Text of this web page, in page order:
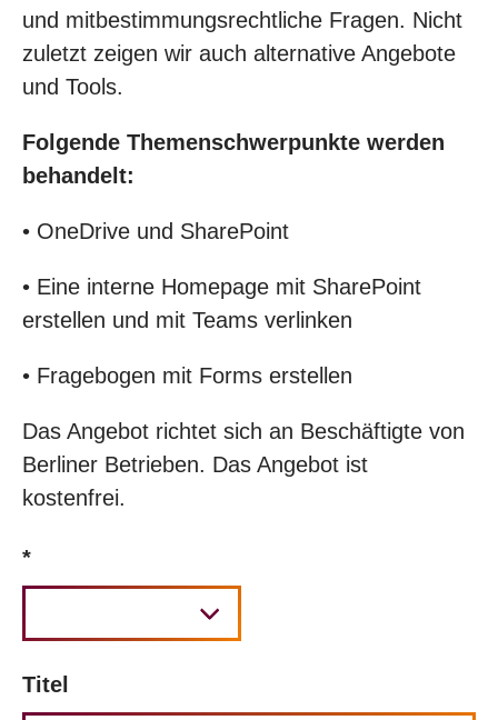
und mitbestimmungsrechtliche Fragen. Nicht
zuletzt zeigen wir auch alternative Angebote
und Tools.
Folgende Themenschwerpunkte werden
behandelt:
• OneDrive und SharePoint
• Eine interne Homepage mit SharePoint
erstellen und mit Teams verlinken
• Fragebogen mit Forms erstellen
Das Angebot richtet sich an Beschäftigte von
Berliner Betrieben. Das Angebot ist
kostenfrei.
*
Titel